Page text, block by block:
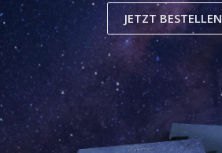
JETZT BESTELLEN